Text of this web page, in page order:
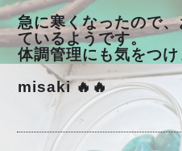
急に寒くなったので
ているようです。
体調管理にも気をつけ
misaki 🔥🔥